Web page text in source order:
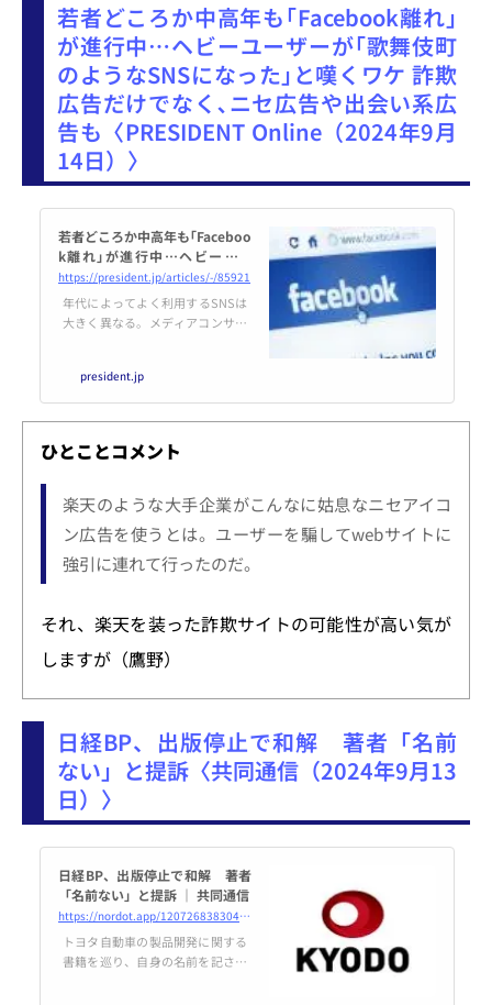
た。同社が広告を掲載するサイト
の
若者どころか中高年も｢Facebook離れ｣
が進行中…ヘビーユーザーが｢歌舞伎町
のようなSNSになった｣と嘆くワケ 詐欺
広告だけでなく､ニセ広告や出会い系広
告も〈PRESIDENT Online（2024年9月
14日）〉
若者どころか中高年も｢Faceboo
k離れ｣が進行中…ヘビーユー
ザーが｢歌舞伎町のようなSNSに
なった｣と嘆くワケ 詐欺広告だ
けでなく､ニセ広告や出会い系広
告も
https://president.jp/articles/-/85921
年代によってよく利用するSNSは
大きく異なる。メディアコンサル
bookを活用しているが、最近は
怪しい広告が増えていかがわしい
雰囲気になっている。もともと若
者の利用率が下がっているのに、
中高年ユーザーまで離れてしまっ
なくなるかもしれない」という
president.jp
ひとことコメント
楽天のような大手企業がこんなに姑息なニセアイコ
ン広告を使うとは。ユーザーを騙してwebサイトに
強引に連れて行ったのだ。
それ、楽天を装った詐欺サイトの可能性が高い気が
しますが（鷹野）
日経BP、出版停止で和解 著者「名前
ない」と提訴〈共同通信（2024年9月13
日）〉
日経BP、出版停止で和解 著者
「名前ない」と提訴 ｜ 共同通信
https://nordot.app/1207268383044928310
トヨタ自動車の製品開発に関する
書籍を巡り、自身の名前を記さず